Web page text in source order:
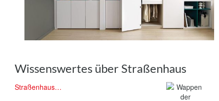
Wissenswertes über Straßenhaus
Straßenhaus…